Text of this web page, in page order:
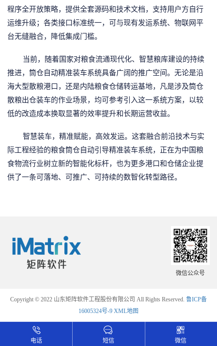
程序全开放策略，提供全套源码和技术文档，支持用户方自行
运维升级；各类接口标准统一，可与现有发运系统、物联网平
台无缝融合，降低集成门槛。
当前，随着国家对粮食流通现代化、智慧粮库建设的持续
推进，筒仓自动精准装车系统具备广阔的推广空间。无论是沿
海大型散粮港口，还是内陆粮食仓储转运基地，凡是涉及筒仓
散粮出仓装车的作业场景，均可参考引入这一系统方案，以较
低的改造成本换取显著的效率提升和长期运营收益。
智慧装车，精准赋能，高效发运。这套融合前沿技术与实
际工程经验的粮食筒仓自动引导精准装车系统，正在为中国粮
食物流行业树立新的智能化标杆，也为更多港口和仓储企业提
供了一条可落地、可推广、可持续的数智化转型路径。
微信公众号
Copyright © 2022 山东矩阵软件工程股份有限公司 All Rights Reserved. 鲁ICP备
16005324号-9 XML地图
电话 短信 微信